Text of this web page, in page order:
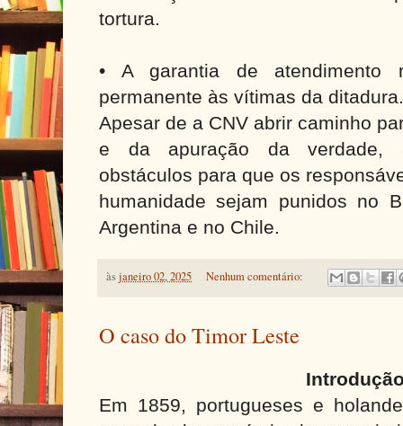
tortura.
• A garantia de atendimento
permanente às vítimas da
Apesar de a CNV abrir caminho
e da apuração da verdade,
obstáculos para que os
humanidade sejam punidos no
Argentina e no Chile.
àsjaneiro 02, 2025 Nenhum comentário:
O caso do Timor Leste
Em 1859, portugueses e